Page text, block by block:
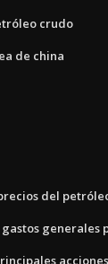
crudo
de china
del
generales